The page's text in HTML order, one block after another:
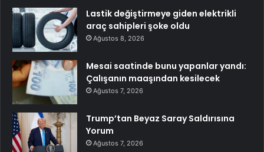
Lastik değiştirmeye giden elektrikli
araç sahipleri şoke oldu
Ağustos 8, 2026
Mesai saatinde bunu yapanlar yandı:
Çalışanın maaşından kesilecek
Ağustos 7, 2026
Trump’tan Beyaz Saray Saldırısına
Yorum
Ağustos 7, 2026